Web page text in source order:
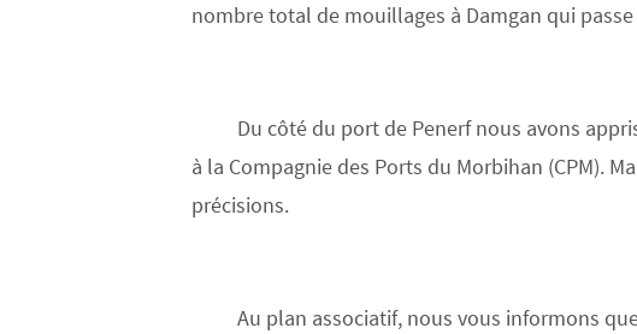
nombre total de mouillages à Damgan qui
Du côté du port de Penerf nous avons
à la Compagnie des Ports du Morbihan (CPM).
précisions.
Au plan associatif, nous vous informons